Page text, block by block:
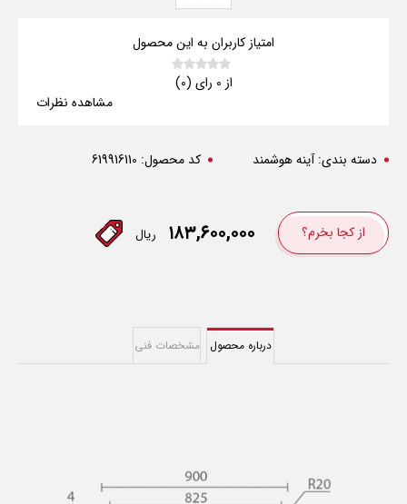
امتیاز کاربران به این محصول
از 0 رای (0)
مشاهده نظرات
دسته بندی:آینه هوشمند کد محصول: 619916110
از کجا بخرم؟ ۱۸۳,۶۰۰,۰۰۰ ریال
درباره محصول مشخصات فنی